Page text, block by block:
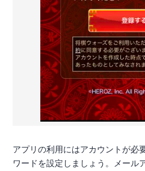
アプリの利用にはアカウントが必
ワードを設定しましょう。メール